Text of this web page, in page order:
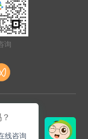
询
公司
线咨询